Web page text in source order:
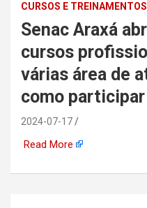
automotiva,
indústria
CURSOS E TREINAMENTOS
Senac Araxá
cursos
várias área de
como
2024-07-17
Read More